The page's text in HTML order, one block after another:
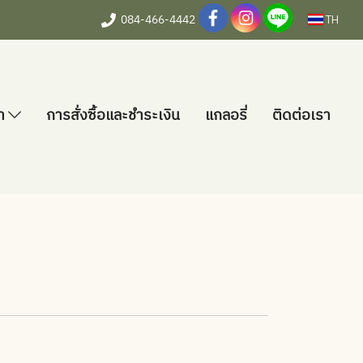
084-466-4442 TH
การสั่งซื้อและชำระเงิน แกลอรี่ ติดต่อเรา